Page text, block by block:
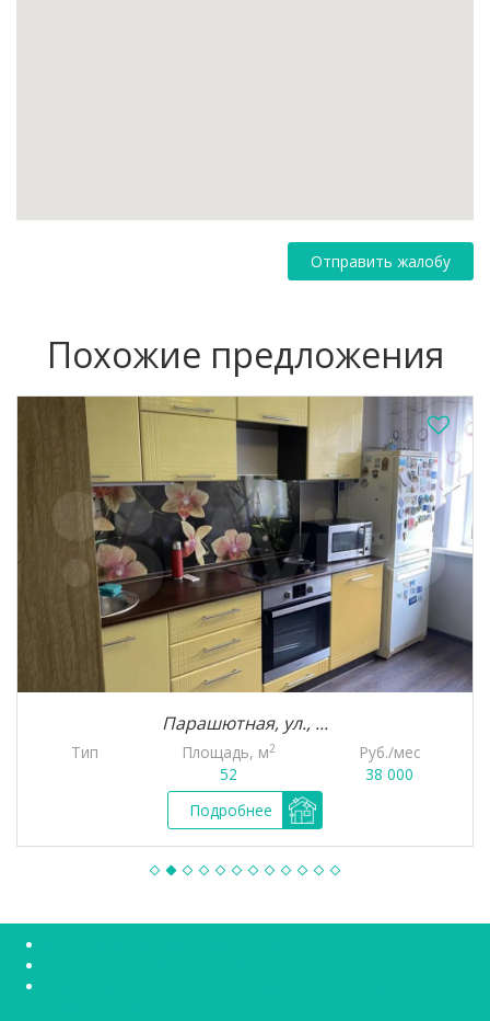
Отправить жалобу
Похожие предложения
Парашютная, ул., ...
Тип Площадь, м2
52
Руб./мес
38 000
Подробнее